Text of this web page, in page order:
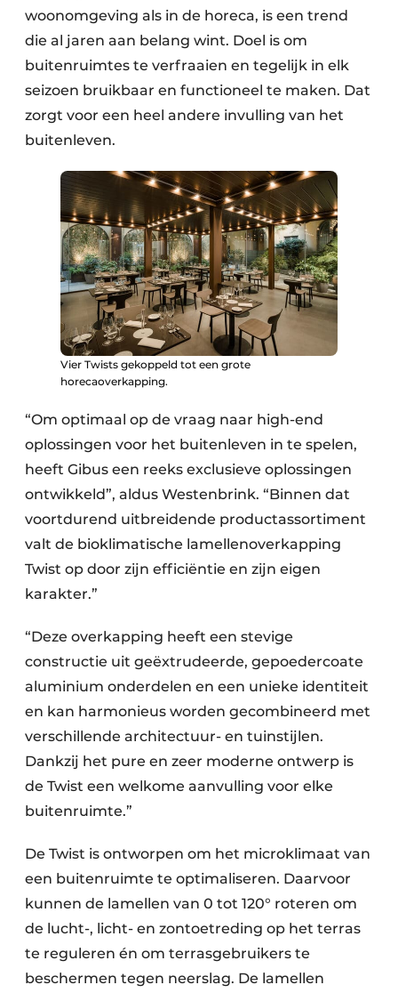
woonomgeving als in de horeca, is een trend
die al jaren aan belang wint. Doel is om
buitenruimtes te verfraaien en tegelijk in elk
seizoen bruikbaar en functioneel te maken. Dat
zorgt voor een heel andere invulling van het
buitenleven.
Vier Twists gekoppeld tot een grote
horecaoverkapping.
“Om optimaal op de vraag naar high-end
oplossingen voor het buitenleven in te spelen,
heeft Gibus een reeks exclusieve oplossingen
ontwikkeld”, aldus Westenbrink. “Binnen dat
voortdurend uitbreidende productassortiment
valt de bioklimatische lamellenoverkapping
Twist op door zijn efficiëntie en zijn eigen
karakter.”
“Deze overkapping heeft een stevige
constructie uit geëxtrudeerde, gepoedercoate
aluminium onderdelen en een unieke identiteit
en kan harmonieus worden gecombineerd met
verschillende architectuur- en tuinstijlen.
Dankzij het pure en zeer moderne ontwerp is
de Twist een welkome aanvulling voor elke
buitenruimte.”
De Twist is ontworpen om het microklimaat van
een buitenruimte te optimaliseren. Daarvoor
kunnen de lamellen van 0 tot 120° roteren om
de lucht-, licht- en zontoetreding op het terras
te reguleren én om terrasgebruikers te
beschermen tegen neerslag. De lamellen